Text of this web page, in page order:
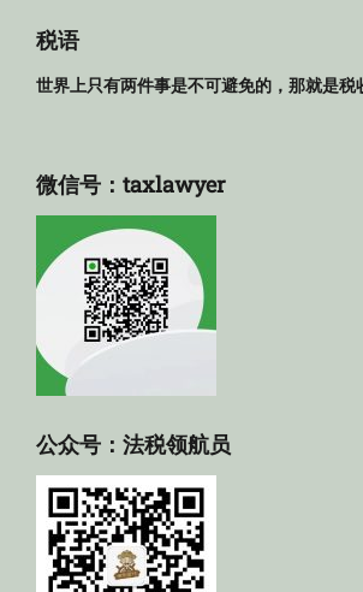
库
税语
世界上只有两件事是不可避免的，那就是税
微信号：taxlawyer
公众号：法税领航员